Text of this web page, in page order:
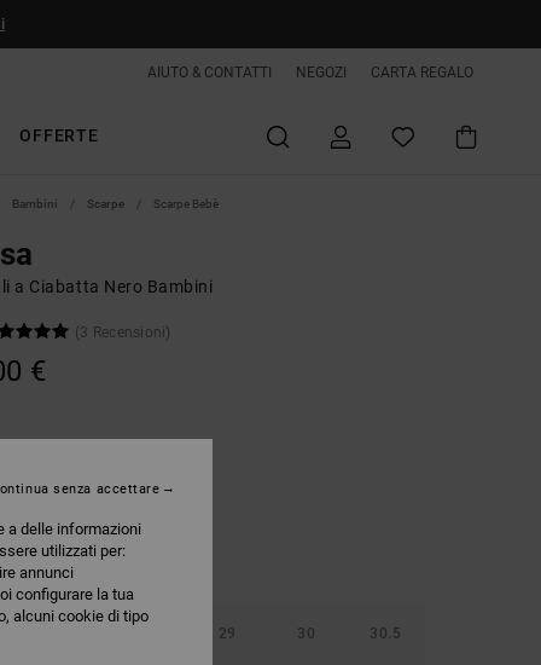
AIUTO & CONTATTI NEGOZI CARTA REGALO
OFFERTE
Bambini Scarpe Scarpe Bebè
a Ciabatta Nero Bambini
(3 Recensioni)
€
29 30 30.5
a delle informazioni
utilizzati per:
annunci
configurare la tua
alcuni cookie di tipo
senza accettare